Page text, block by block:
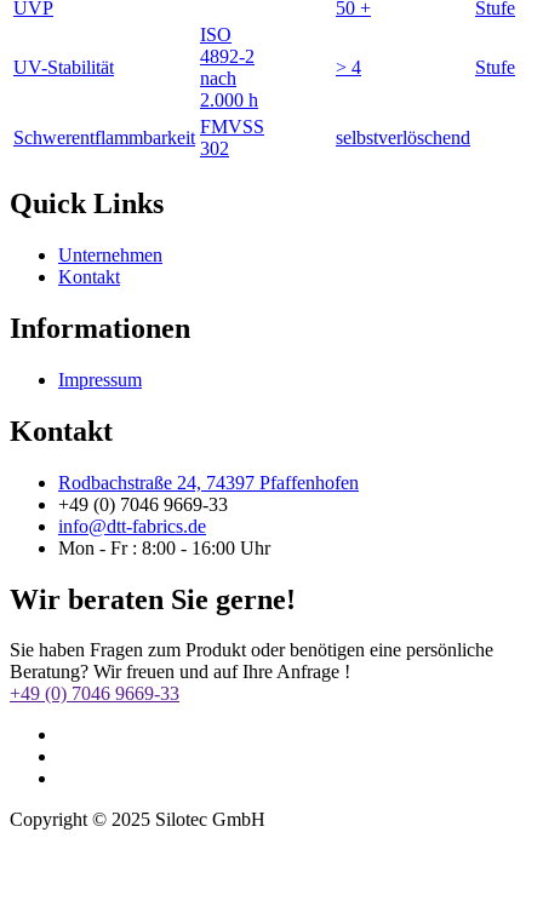
UVP
50 + Stufe
UV-Stabilität
ISO
4892-2
nach
2.000 h
> 4 Stufe
Schwerentflammbarkeit
FMVSS
302
selbstverlöschend
Quick Links
Unternehmen
Kontakt
Informationen
Impressum
Kontakt
Rodbachstraße 24, 74397 Pfaffenhofen
+49 (0) 7046 9669-33
info@dtt-fabrics.de
Mon - Fr : 8:00 - 16:00 Uhr
Wir beraten Sie gerne!
Sie haben Fragen zum Produkt oder benötigen eine persönliche
Beratung? Wir freuen und auf Ihre Anfrage !
+49 (0) 7046 9669-33
Copyright © 2025 Silotec GmbH